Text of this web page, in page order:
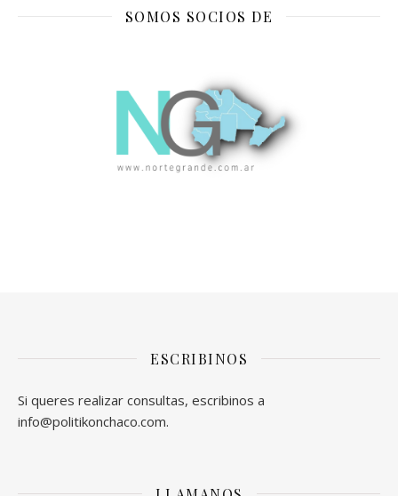
SOMOS SOCIOS DE
ESCRIBINOS
Si queres realizar consultas, escribinos a
info@politikonchaco.com.